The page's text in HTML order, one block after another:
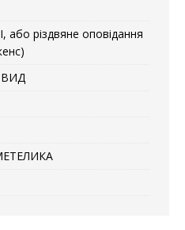
різдвяне оповідання